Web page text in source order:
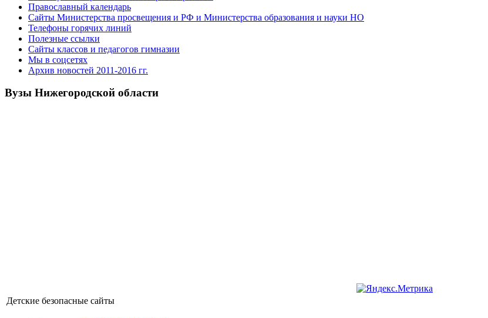
Православный календарь
Сайты Министерства просвещения и РФ и Министерства образования и науки НО
Телефоны горячих линий
Полезные ссылки
Сайты классов и педагогов гимназии
Мы в соцсетях
Архив новостей 2011-2016 гг.
Вузы Нижегородской области
Детские безопасные сайты